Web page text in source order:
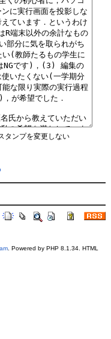
タンプを変更しない
. Powered by PHP 8.1.34. HTML